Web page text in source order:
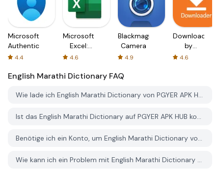
Microsoft
Authenticator
4.4
Microsoft
Excel:
Spreadsheets
4.6
Blackmagic
Camera
4.9
Downloader
by
AFTVnews
4.6
English Marathi Dictionary FAQ
Wie lade ich English Marathi Dictionary von PGYER APK HUB herunter?
Ist das English Marathi Dictionary auf PGYER APK HUB kostenlos zum Download?
Benötige ich ein Konto, um English Marathi Dictionary von PGYER APK HUB herunterzuladen?
Wie kann ich ein Problem mit English Marathi Dictionary auf PGYER APK HUB melden?